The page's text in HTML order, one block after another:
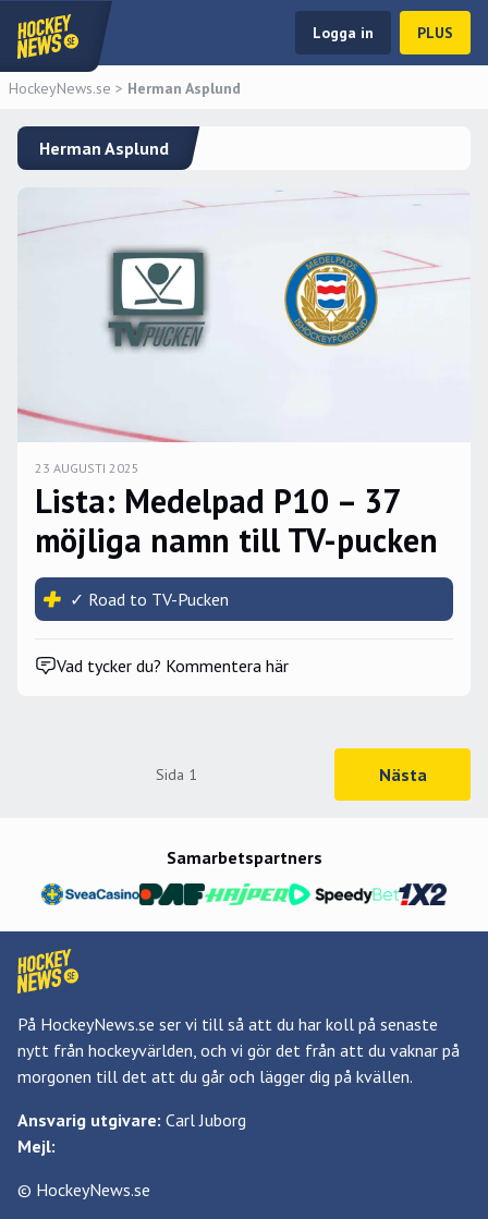
Logga in PLUS
HockeyNews.se > Herman Asplund
Herman Asplund
23 AUGUSTI 2025
Lista: Medelpad P10 – 37
möjliga namn till TV-pucken
✓ Road to TV-Pucken
Vad tycker du? Kommentera här
Sida 1 Nästa
Samarbetspartners
På HockeyNews.se ser vi till så att du har koll på senaste
nytt från hockeyvärlden, och vi gör det från att du vaknar på
morgonen till det att du går och lägger dig på kvällen.
Ansvarig utgivare: Carl Juborg
Mejl:
© HockeyNews.se